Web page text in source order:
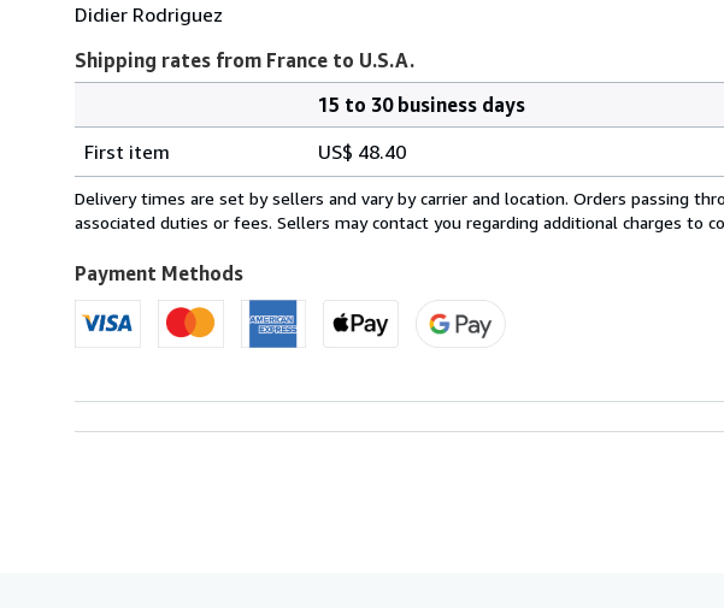
Didier Rodriguez
Shipping rates from France to U.S.A.
rates
from
France
U.S.A.
15 to 30 business days
First item
US$ 48.40
Delivery times are set by sellers and vary by carrier and location. Orders passing
associated duties or fees. Sellers may contact you regarding additional charges to
Payment Methods